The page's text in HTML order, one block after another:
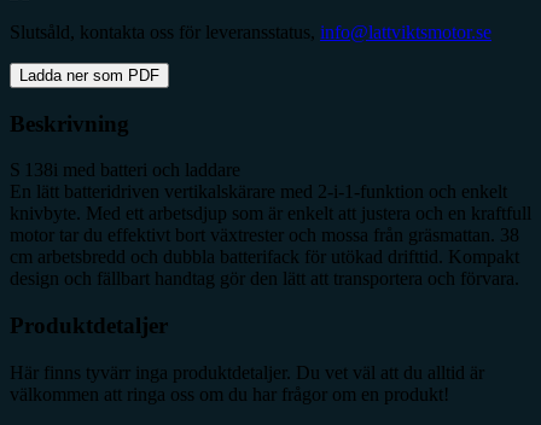
Slutsåld, kontakta oss för leveransstatus, info@lattviktsmotor.se
Ladda ner som PDF
Beskrivning
S 138i med batteri och laddare
En lätt batteridriven vertikalskärare med 2-i-1-funktion och enkelt
knivbyte. Med ett arbetsdjup som är enkelt att justera och en kraftfull
motor tar du effektivt bort växtrester och mossa från gräsmattan. 38
cm arbetsbredd och dubbla batterifack för utökad drifttid. Kompakt
design och fällbart handtag gör den lätt att transportera och förvara.
Produktdetaljer
Här finns tyvärr inga produktdetaljer. Du vet väl att du alltid är
välkommen att ringa oss om du har frågor om en produkt!